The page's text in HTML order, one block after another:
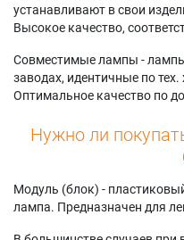
устанавливают в свои
Высокое качество,
Совместимые лампы -
заводах, идентичные по
Оптимальное качество по
Нужно ли
Модуль (блок) -
лампа. Предназначен для